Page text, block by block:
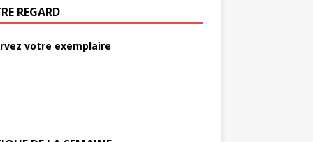
REGARD
votre exemplaire